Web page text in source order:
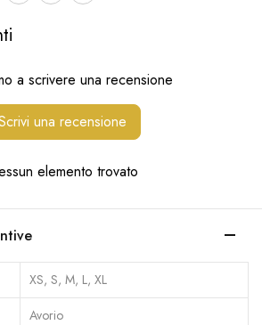
a scrivere una recensione
una recensione
elemento trovato
XS, S, M, L, XL
Avorio